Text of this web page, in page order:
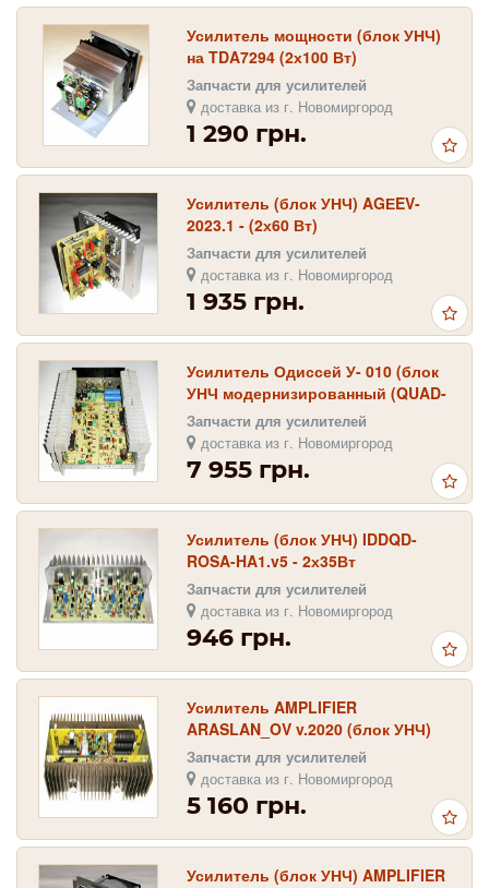
Усилитель мощности (блок УНЧ)
на TDA7294 (2х100 Вт)
Запчасти для усилителей
доставка из г. Новомиргород
1 290 грн.
Усилитель (блок УНЧ) AGЕEV-
2023.1 - (2х60 Вт)
Запчасти для усилителей
доставка из г. Новомиргород
1 935 грн.
Усилитель Одиссей У- 010 (блок
УНЧ модернизированный (QUAD-
405), 2х100 Вт)
Запчасти для усилителей
доставка из г. Новомиргород
7 955 грн.
Усилитель (блок УНЧ) IDDQD-
ROSA-HA1.v5 - 2х35Вт
Запчасти для усилителей
доставка из г. Новомиргород
946 грн.
Усилитель AMPLIFIER
ARASLAN_OV v.2020 (блок УНЧ)
2х100 Вт
Запчасти для усилителей
доставка из г. Новомиргород
5 160 грн.
Усилитель (блок УНЧ) AMPLIFIER